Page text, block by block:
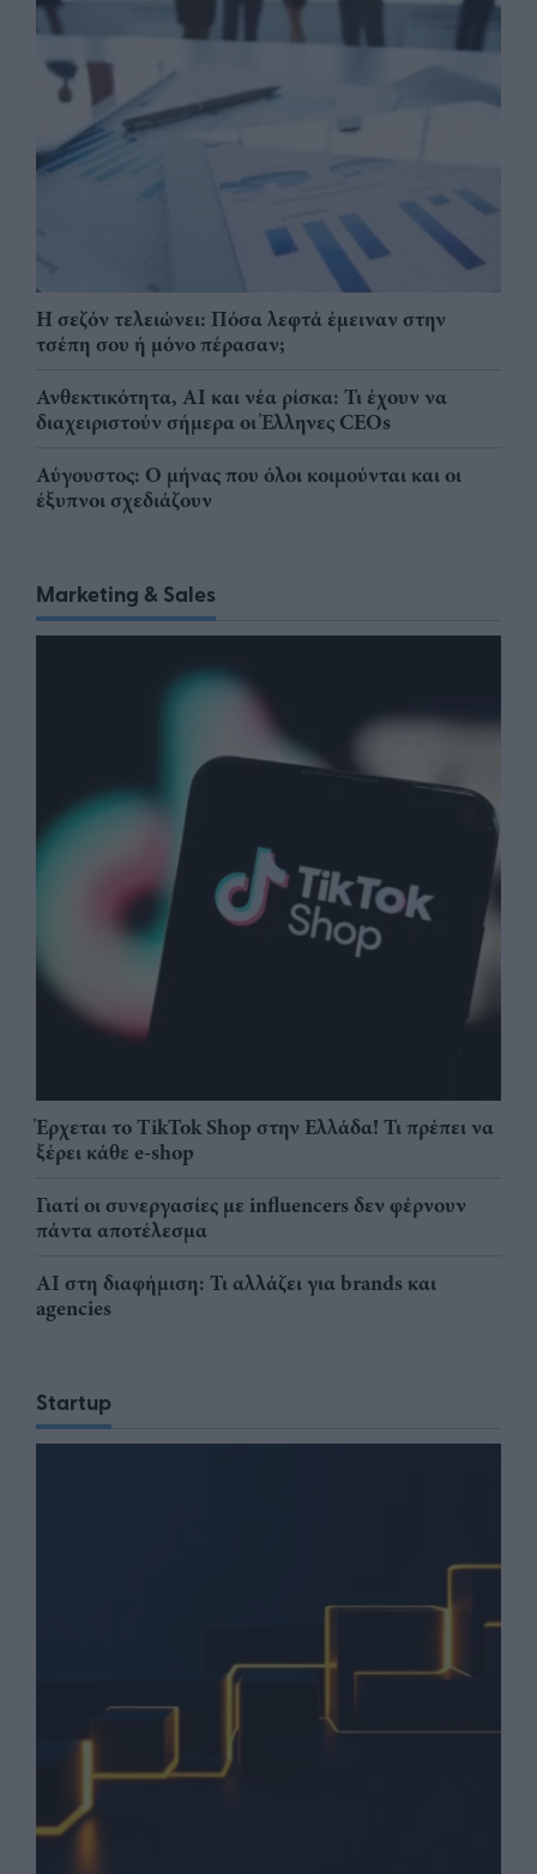
Η σεζόν τελειώνει: Πόσα λεφτά έμειναν στην
τσέπη σου ή μόνο πέρασαν;
Ανθεκτικότητα, AI και νέα ρίσκα: Τι έχουν να
διαχειριστούν σήμερα οι Έλληνες CEOs
Αύγουστος: Ο μήνας που όλοι κοιμούνται και οι
έξυπνοι σχεδιάζουν
Marketing & Sales
Έρχεται το TikTok Shop στην Ελλάδα! Τι πρέπει να
ξέρει κάθε e-shop
Γιατί οι συνεργασίες με influencers δεν φέρνουν
πάντα αποτέλεσμα
AI στη διαφήμιση: Τι αλλάζει για brands και
agencies
Startup